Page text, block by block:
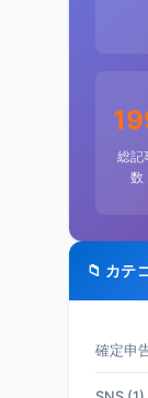
総記
数
📁 カテ
確定申